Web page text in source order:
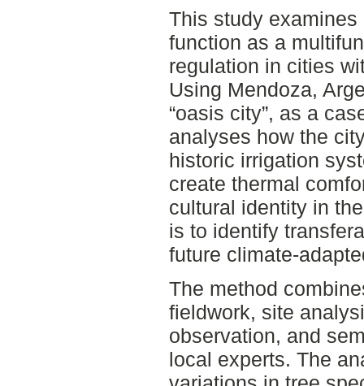
This study
function as a
regulation in cities
Using Mendoza,
“oasis city”, as a
analyses how the
historic irrigation
create thermal
cultural identity in
is to identify
future climate-
The method
fieldwork, site
observation, and
local experts. The